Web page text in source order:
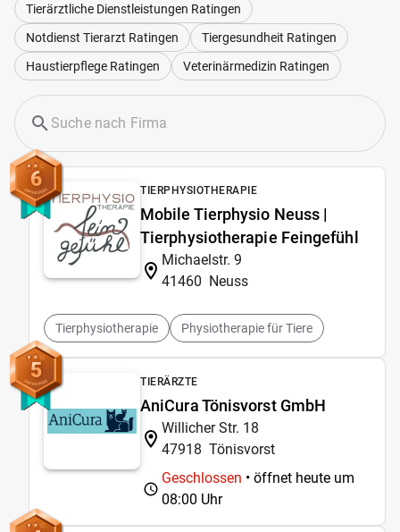
Tierärztliche Dienstleistungen Ratingen
Notdienst Tierarzt Ratingen
Tiergesundheit Ratingen
Haustierpflege Ratingen
Veterinärmedizin Ratingen
6 TIERPHYSIOTHERAPIE
Mobile Tierphysio Neuss |
Tierphysiotherapie Feingefühl
Michaelstr. 9
41460 Neuss
Tierphysiotherapie Physiotherapie für Tiere
5 TIERÄRZTE
AniCura Tönisvorst GmbH
Willicher Str. 18
47918 Tönisvorst
Geschlossen • öffnet heute um
08:00 Uhr